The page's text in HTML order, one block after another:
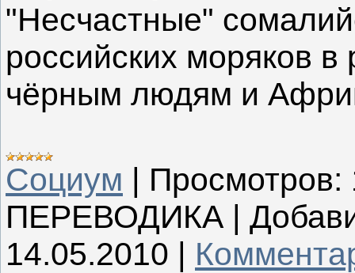
"Несчастные"
российских моряков
чёрным людям и
Социум | Просмотров:
ПЕРЕВОДИКА |
14.05.2010 |